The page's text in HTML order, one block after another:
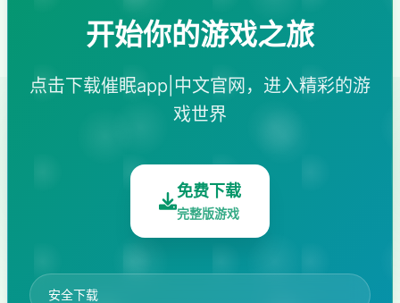
开始你的游戏之旅
点击下载催眠app|中文官网，进入精彩的游
戏世界
免费下载
完整版游戏
安全下载